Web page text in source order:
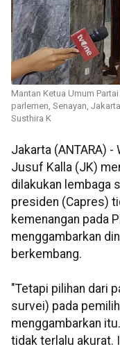
Mantan Ketua Umum
parlemen, Senayan,
Susthira K
Jakarta (ANTARA)
Jusuf Kalla (JK)
dilakukan lembaga
presiden (Capres)
kemenangan pada
menggambarkan
berkembang.
"Tetapi pilihan dari
survei) pada
menggambarkan
tidak terlalu akurat.